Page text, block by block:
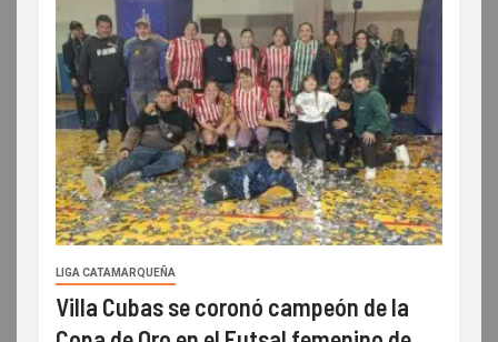
LIGA CATAMARQUEÑA
Villa Cubas se coronó campeón de la